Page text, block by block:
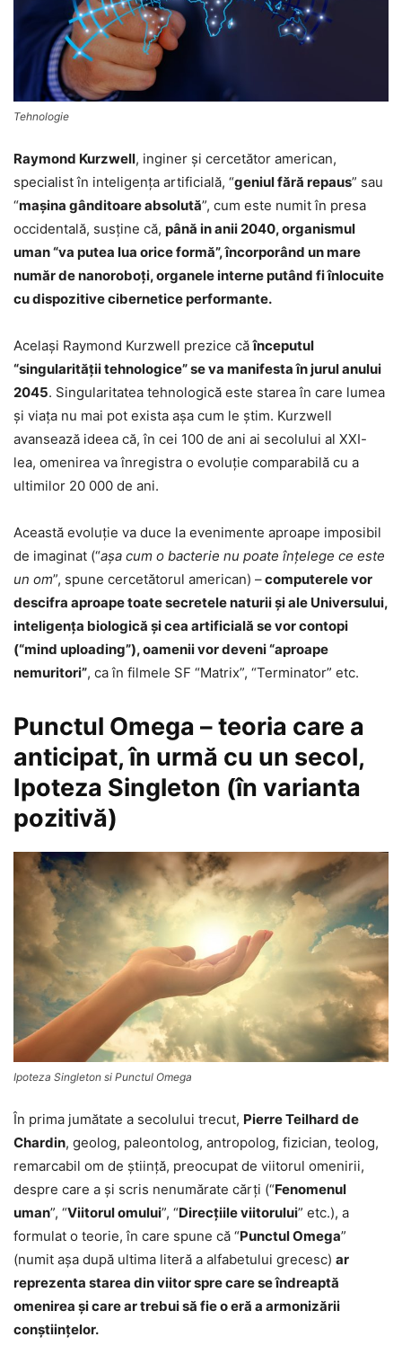
Tehnologie
Raymond Kurzwell, inginer şi cercetător american,
specialist în inteligenţa artificială, “geniul fără repaus” sau
“maşina gânditoare absolută”, cum este numit în presa
occidentală, susţine că, până in anii 2040, organismul
uman “va putea lua orice formă”, încorporând un mare
număr de nanoroboţi, organele interne putând fi înlocuite
cu dispozitive cibernetice performante.
Acelaşi Raymond Kurzwell prezice căînceputul
“singularităţii tehnologice” se va manifesta în jurul anului
2045. Singularitatea tehnologică este starea în care lumea
şi viaţa nu mai pot exista aşa cum le ştim. Kurzwell
avansează ideea că, în cei 100 de ani ai secolului al XXI-
lea, omenirea va înregistra o evoluţie comparabilă cu a
ultimilor 20 000 de ani.
Această evoluţie va duce la evenimente aproape imposibil
de imaginat (“aşa cum o bacterie nu poate înţelege ce este
un om”, spune cercetătorul american) –computerele vor
descifra aproape toate secretele naturii şi ale Universului,
inteligenţa biologică şi cea artificială se vor contopi
(“mind uploading”), oamenii vor deveni “aproape
nemuritori”, ca în filmele SF “Matrix”, “Terminator” etc.
Punctul Omega – teoria care a
anticipat, în urmă cu un secol,
Ipoteza Singleton (în varianta
pozitivă)
Ipoteza Singleton si Punctul Omega
În prima jumătate a secolului trecut, Pierre Teilhard de
Chardin, geolog, paleontolog, antropolog, fizician, teolog,
remarcabil om de ştiinţă, preocupat de viitorul omenirii,
despre care a şi scris nenumărate cărţi (“Fenomenul
uman”, “Viitorul omului”, “Direcţiile viitorului” etc.), a
formulat o teorie, în care spune că “Punctul Omega”
(numit aşa după ultima literă a alfabetului grecesc) ar
reprezenta starea din viitor spre care se îndreaptă
omenirea şi care ar trebui să fie o eră a armonizării
conştiinţelor.